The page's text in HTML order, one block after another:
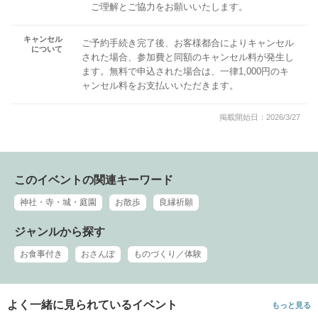
ご理解とご協力をお願いいたします。
キャンセル
について
ご予約手続き完了後、お客様都合によりキャンセル
された場合、参加費と同額のキャンセル料が発生し
ます。無料で申込された場合は、一律1,000円のキ
ャンセル料をお支払いいただきます。
掲載開始日：2026/3/27
このイベントの関連キーワード
神社・寺・城・庭園 お散歩 良縁祈願
ジャンルから探す
お食事付き おさんぽ ものづくり／体験
よく一緒に見られているイベント もっと見る